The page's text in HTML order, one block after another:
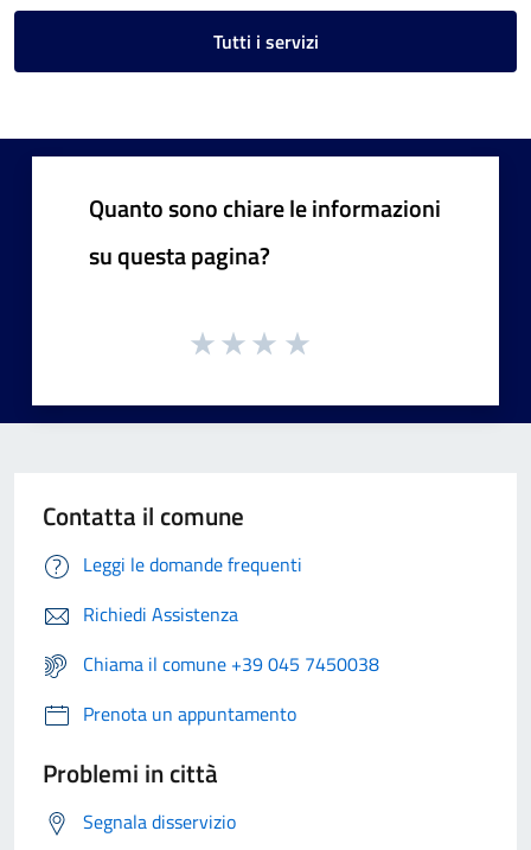
Tutti i servizi
Quanto sono chiare le informazioni
su questa pagina?
Contatta il comune
Leggi le domande frequenti
Richiedi Assistenza
Chiama il comune +39 045 7450038
Prenota un appuntamento
Problemi in città
Segnala disservizio